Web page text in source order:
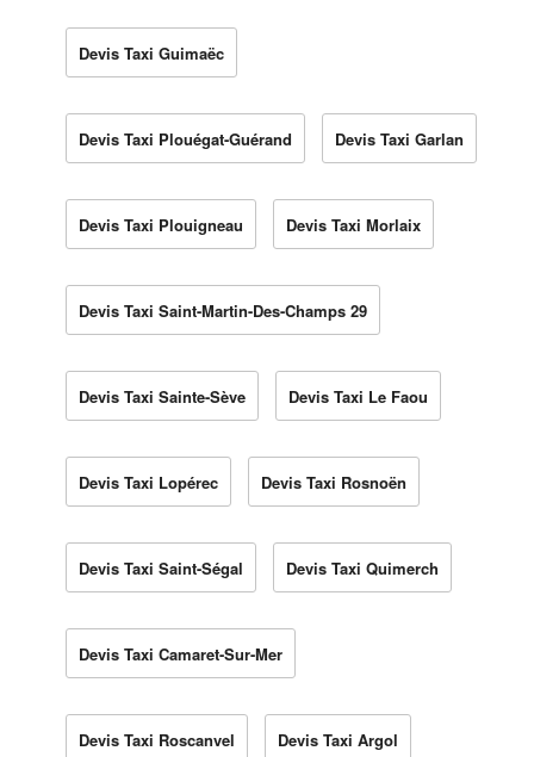
Devis Taxi Guimaëc
Devis Taxi Plouégat-Guérand Devis Taxi Garlan
Devis Taxi Plouigneau Devis Taxi Morlaix
Devis Taxi Saint-Martin-Des-Champs 29
Devis Taxi Sainte-Sève Devis Taxi Le Faou
Devis Taxi Lopérec Devis Taxi Rosnoën
Devis Taxi Saint-Ségal Devis Taxi Quimerch
Devis Taxi Camaret-Sur-Mer
Devis Taxi Roscanvel Devis Taxi Argol